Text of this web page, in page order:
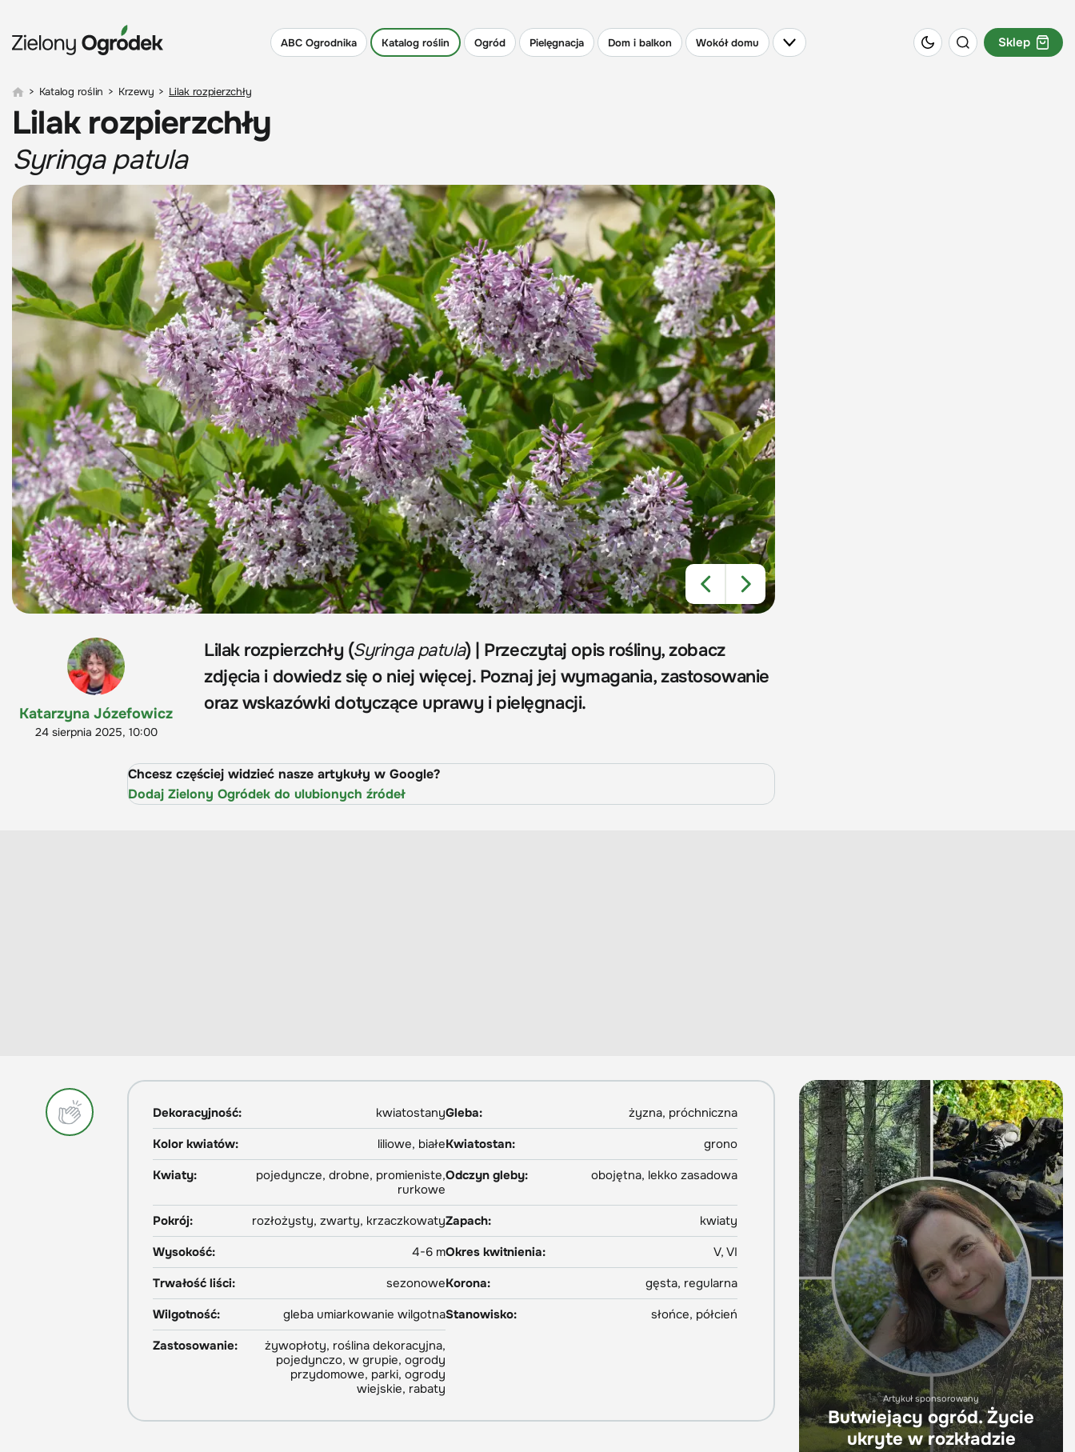
ABC Ogrodnika Katalog roślin Ogród Pielęgnacja Dom i balkon Wokół domu Sklep
> Katalog roślin > Krzewy > Lilak rozpierzchły
Lilak rozpierzchły
Syringa patula
Katarzyna Józefowicz
24 sierpnia 2025, 10:00
Lilak rozpierzchły (Syringa patula) | Przeczytaj opis rośliny, zobacz
zdjęcia i dowiedz się o niej więcej. Poznaj jej wymagania, zastosowanie
oraz wskazówki dotyczące uprawy i pielęgnacji.
Chcesz częściej widzieć nasze artykuły w Google?
Dodaj Zielony Ogródek do ulubionych źródeł
Dekoracyjność: kwiatostanyGleba:
żyzna, próchniczna
Kolor kwiatów:
liliowe, białeKwiatostan:
grono
Kwiaty:
pojedyncze, drobne, promieniste,
rurkowe
Odczyn gleby: obojętna, lekko zasadowa
Pokrój: rozłożysty, zwarty, krzaczkowatyZapach:
kwiaty
Wysokość:
4-6 mOkres kwitnienia:
V, VI
Trwałość liści:
sezonoweKorona:
gęsta, regularna
Wilgotność:
gleba umiarkowanie wilgotnaStanowisko:
słońce, półcień
Zastosowanie:
żywopłoty, roślina dekoracyjna,
pojedynczo, w grupie, ogrody
przydomowe, parki, ogrody
wiejskie, rabaty
Artykuł sponsorowany
Butwiejący ogród. Życie
ukryte w rozkładzie